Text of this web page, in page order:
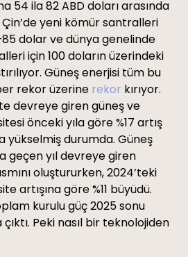
54 ila 82 ABD doları arasında
yeni kömür santralleri
dolar ve dünya genelinde
için 100 doların üzerindeki
Güneş enerjisi tüm bu
rekor üzerine rekor kırıyor.
devreye giren güneş ve
önceki yıla göre %17 artış
yükselmiş durumda. Güneş
geçen yıl devreye giren
oluştururken, 2024’teki
artışına göre %11 büyüdü.
kurulu güç 2025 sonu
çıktı. Peki nasıl bir teknolojiden